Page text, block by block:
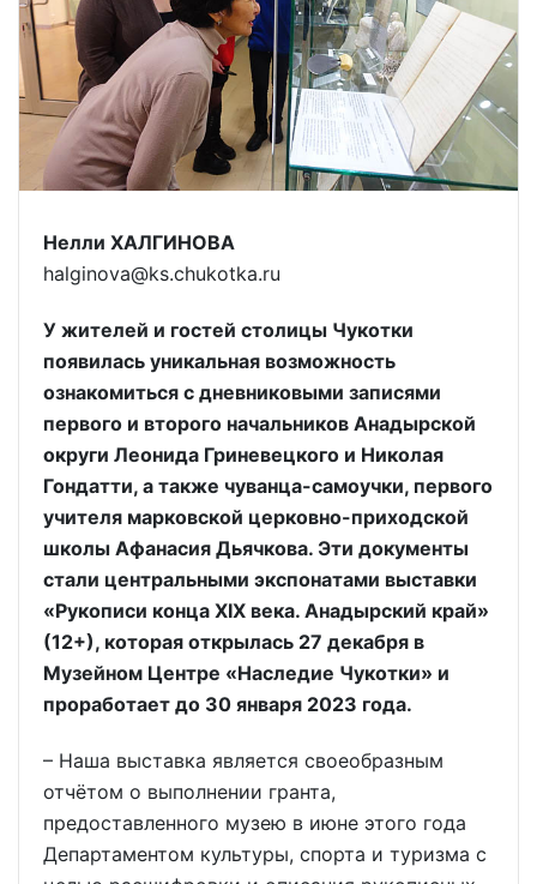
Нелли ХАЛГИНОВА
halginova@ks.chukotka.ru
У жителей и гостей столицы Чукотки
появилась уникальная возможность
ознакомиться с дневниковыми записями
первого и второго начальников Анадырской
округи Леонида Гриневецкого и Николая
Гондатти, а также чуванца-самоучки, первого
учителя марковской церковно-приходской
школы Афанасия Дьячкова. Эти документы
стали центральными экспонатами выставки
«Рукописи конца XIX века. Анадырский край»
(12+), которая открылась 27 декабря в
Музейном Центре «Наследие Чукотки» и
проработает до 30 января 2023 года.
– Наша выставка является своеобразным
отчётом о выполнении гранта,
предоставленного музею в июне этого года
Департаментом культуры, спорта и туризма с